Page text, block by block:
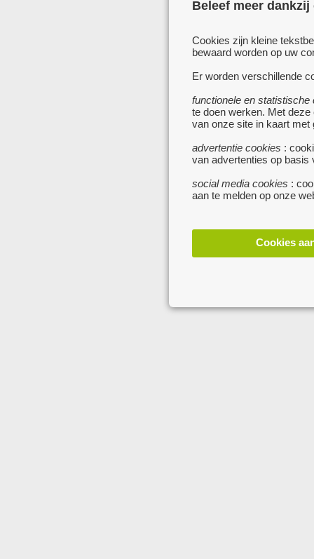
Beleef meer
Cookies zijn kleine
bewaard worden op uw
Er worden verschillende
functionele en statistische
te doen werken. Met
van onze site in kaart met
advertentie cookies :
van advertenties op basis
social media cookies :
aan te melden op onze
Cookies